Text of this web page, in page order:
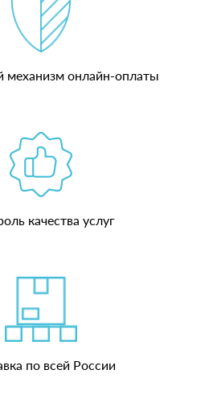
онлайн-оплаты
качества услуг
по всей России